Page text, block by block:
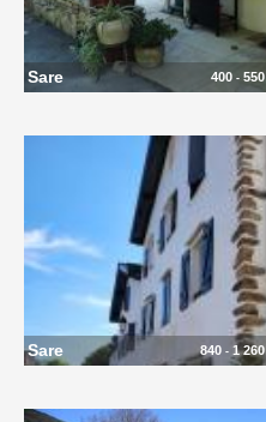
Sare 400 -550
Sare 840 -1 260